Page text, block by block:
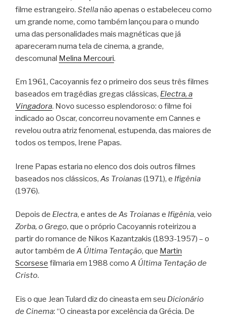
filme estrangeiro. Stellanão apenas o estabeleceu como
um grande nome, como também lançou para o mundo
uma das personalidades mais magnéticas que já
apareceram numa tela de cinema, a grande,
descomunal Melina Mercouri.
Em 1961, Cacoyannis fez o primeiro dos seus três filmes
baseados em tragédias gregas clássicas, Electra, a
Vingadora. Novo sucesso esplendoroso: o filme foi
indicado ao Oscar, concorreu novamente em Cannes e
revelou outra atriz fenomenal, estupenda, das maiores de
todos os tempos, Irene Papas.
Irene Papas estaria no elenco dos dois outros filmes
baseados nos clássicos, As Troianas (1971), e Ifigênia
(1976).
Depois de Electra, e antes de As Troianas e Ifigênia, veio
Zorba, o Grego, que o próprio Cacoyannis roteirizou a
partir do romance de Nikos Kazantzakis (1893-1957) – o
autor também de A Última Tentação, que Martin
Scorsese filmaria em 1988 como A Última Tentação de
Cristo.
Eis o que Jean Tulard diz do cineasta em seu Dicionário
de Cinema: “O cineasta por excelência da Grécia. De